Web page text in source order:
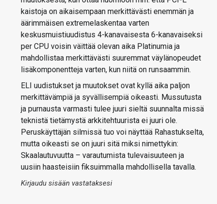
kaistoja on aikaisempaan merkittävästi enemmän ja
äärimmäisen extremelaskentaa varten
keskusmuistiuudistus 4-kanavaisesta 6-kanavaiseksi
per CPU voisin väittää olevan aika Platinumia ja
mahdollistaa merkittävästi suuremmat väylänopeudet
lisäkomponentteja varten, kun niitä on runsaammin.
ELI uudistukset ja muutokset ovat kyllä aika paljon
merkittävämpiä ja syvällisempiä oikeasti. Mussutusta
ja purnausta varmasti tulee juuri sieltä suunnalta missä
teknistä tietämystä arkkitehtuurista ei juuri ole.
Peruskäyttäjän silmissä tuo voi näyttää Rahastukselta,
mutta oikeasti se on juuri sitä miksi nimettykin:
Skaalautuvuutta – varautumista tulevaisuuteen ja
uusiin haasteisiin fiksuimmalla mahdollisella tavalla.
Kirjaudu sisään vastataksesi